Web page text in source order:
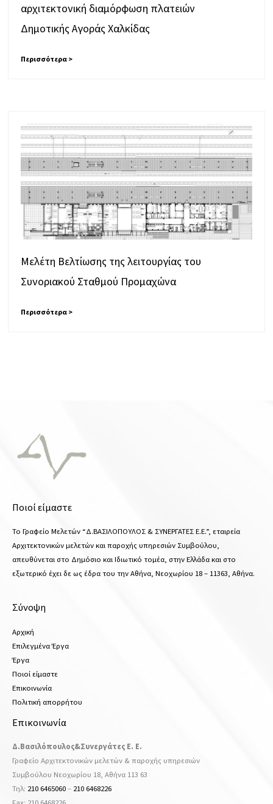
αρχιτεκτονική διαμόρφωση πλατειών
Δημοτικής Αγοράς Χαλκίδας
Περισσότερα >
Μελέτη Βελτίωσης της λειτουργίας του
Συνοριακού Σταθμού Προμαχώνα
Περισσότερα >
Ποιοί είμαστε
Το Γραφείο Μελετών “Δ.ΒΑΣΙΛΟΠΟΥΛΟΣ & ΣΥΝΕΡΓΑΤΕΣ Ε.Ε.”, εταιρεία
Αρχιτεκτονικών μελετών και παροχής υπηρεσιών Συμβούλου,
απευθύνεται στο Δημόσιο και Ιδιωτικό τομέα, στην Ελλάδα και στο
εξωτερικό έχει δε ως έδρα του την Αθήνα, Νεοχωρίου 18 – 11363, Αθήνα.
Σύνοψη
Αρχική
Επιλεγμένα Έργα
Έργα
Ποιοί είμαστε
Επικοινωνία
Πολιτική απορρήτου
Επικοινωνία
Δ.Βασιλόπουλος&Συνεργάτες Ε. Ε.
Γραφείο Αρχιτεκτονικών μελετών & παροχής υπηρεσιών
Συμβούλου Νεοχωρίου 18, Αθήνα 113 63
Τηλ: 210 6465060– 210 6468226